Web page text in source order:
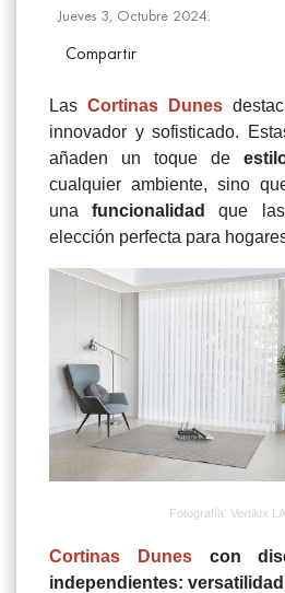
Jueves 3, Octubre 2024.
Compartir
Las Cortinas Dunes
innovador y sofisticado.
añaden un toque de
cualquier ambiente, sino
unafuncionalidadque
elección perfecta para
Fotografía: Vertilux
Cortinas Dunescon
independientes: